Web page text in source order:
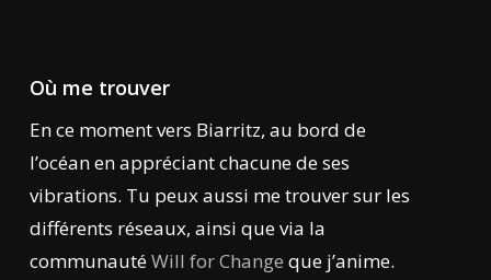
Où me trouver
En ce moment vers Biarritz, au bord de
l’océan en appréciant chacune de ses
vibrations. Tu peux aussi me trouver sur les
différents réseaux, ainsi que via la
communautéWill for Change que j’anime.